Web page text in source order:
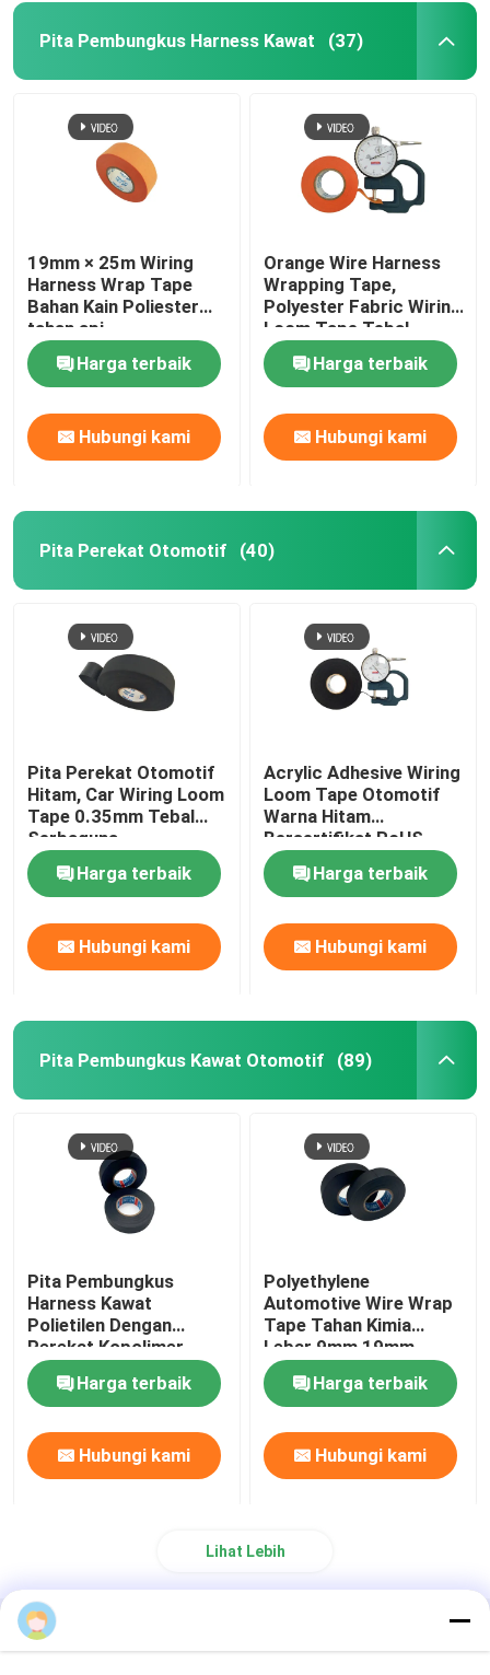
Pita Pembungkus Harness Kawat (37)
19mm × 25m Wiring
Harness Wrap Tape
Bahan Kain Poliester
tahan api
Harga terbaik
Hubungi kami
Orange Wire Harness
Wrapping Tape,
Polyester Fabric Wiring
Loom Tape Tebal
0,16mm
Harga terbaik
Hubungi kami
Pita Perekat Otomotif (40)
Pita Perekat Otomotif
Hitam, Car Wiring Loom
Tape 0.35mm Tebal
Serbaguna
Harga terbaik
Hubungi kami
Acrylic Adhesive Wiring
Loom Tape Otomotif
Warna Hitam
Bersertifikat RoHS
Harga terbaik
Hubungi kami
Pita Pembungkus Kawat Otomotif (89)
Pita Pembungkus
Harness Kawat
Polietilen Dengan
Perekat Kopolimer
Acrylates
Harga terbaik
Hubungi kami
Polyethylene
Automotive Wire Wrap
Tape Tahan Kimia
Lebar 9mm 19mm
Harga terbaik
Hubungi kami
Lihat Lebih
Sitemap
Kebijakan Privasi